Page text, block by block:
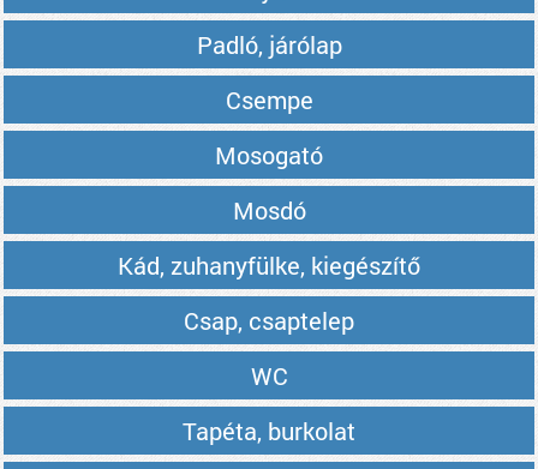
Padló, járólap
Csempe
Mosogató
Mosdó
Kád, zuhanyfülke, kiegészítő
Csap, csaptelep
WC
Tapéta, burkolat